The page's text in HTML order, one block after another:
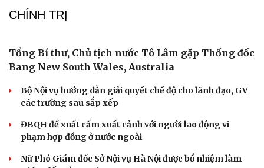
“đội lốt” tem hoạt hình
HỒ SƠ
Thủy lôi 1.500 USD suýt đánh chìm tàu chiến Mỹ,
Thực hư việc Mỹ cạn kiệt kho tên lửa đắt tiền
Lý do ông Trump được xem là tư lệnh chiến lược hiệu